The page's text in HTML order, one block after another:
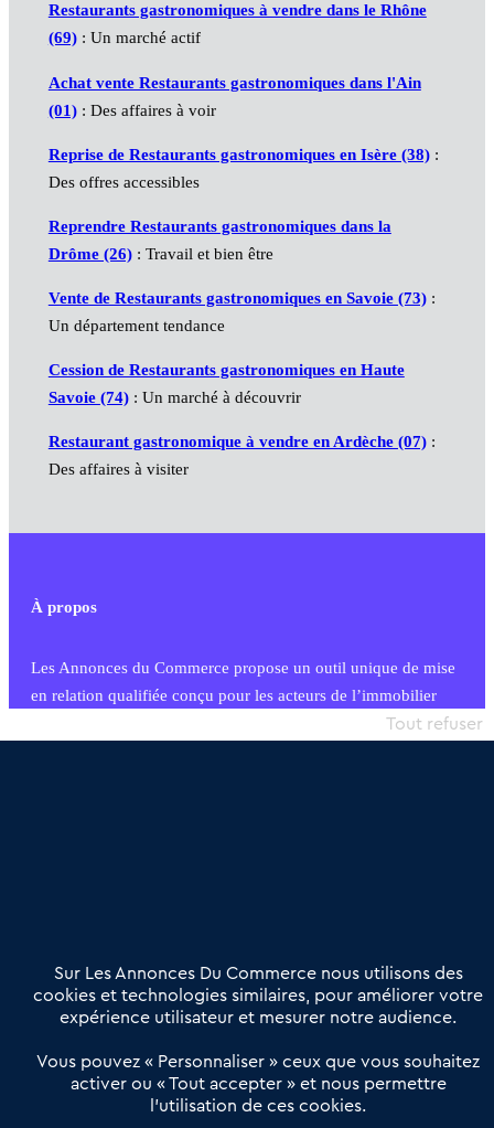
Restaurants gastronomiques à vendre dans le Rhône
(69): Un marché actif
Achat vente Restaurants gastronomiques dans l'Ain
(01): Des affaires à voir
Reprise de Restaurants gastronomiques en Isère (38):
Des offres accessibles
Reprendre Restaurants gastronomiques dans la
Drôme (26): Travail et bien être
Vente de Restaurants gastronomiques en Savoie (73):
Un département tendance
Cession de Restaurants gastronomiques en Haute
Savoie (74): Un marché à découvrir
Restaurant gastronomique à vendre en Ardèche (07):
Des affaires à visiter
À propos
Les Annonces du Commerce propose un outil unique de mise
en relation qualifiée conçu pour les acteurs de l’immobilier
commercial et les collectivités territoriales, simple et intégrant
Offres Pro
Actualités
Qui sommes nous ?
Derniers articles
Réseau 3C : un partenaire national dédié aux transactions
Sur Les Annonces Du Commerce nous utilisons des
cookies et technologies similaires, pour améliorer votre
expérience utilisateur et mesurer notre audience.
Vous pouvez « Personnaliser » ceux que vous souhaitez
activer ou « Tout accepter » et nous permettre
l’utilisation de ces cookies.
Tout refuser